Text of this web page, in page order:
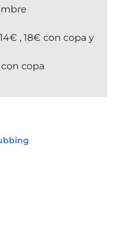
14€ , 18€ con copa y
copa